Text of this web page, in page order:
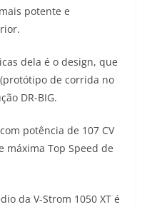
y
n
k
potente e
dela é o design, que
de corrida no
DR-BIG.
potência de 107 CV
máxima Top Speed de
da V-Strom 1050 XT é